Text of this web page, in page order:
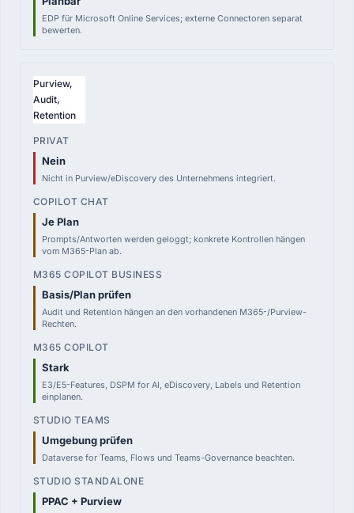
EDP für Microsoft Online Services; externe Connectoren separat
bewerten.
Purview,
Audit,
Retention
Nein
Nicht in Purview/eDiscovery des Unternehmens integriert.
Je Plan
Prompts/Antworten werden geloggt; konkrete Kontrollen hängen
vom M365-Plan ab.
Basis/Plan prüfen
Audit und Retention hängen an den vorhandenen M365-/Purview-
Rechten.
Stark
E3/E5-Features, DSPM for AI, eDiscovery, Labels und Retention
einplanen.
Umgebung prüfen
Dataverse for Teams, Flows und Teams-Governance beachten.
PPAC + Purview